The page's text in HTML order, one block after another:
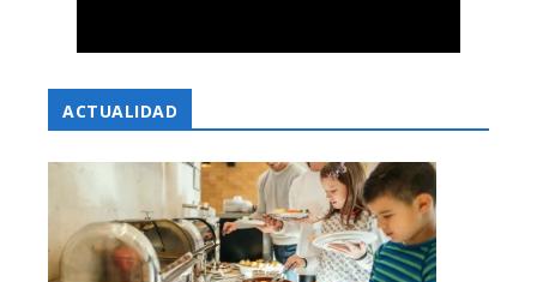
ACTUALIDAD